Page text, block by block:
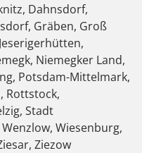
, Dahnsdorf,
, Gräben, Groß
Jeserigerhütten,
, Niemegker Land,
, Potsdam-Mittelmark,
, Rottstock,
, Stadt
Wenzlow, Wiesenburg,
, Ziezow